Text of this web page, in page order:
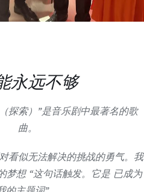
永远不够
探索）”是音乐剧中最著名的歌
曲。
看似无法解决的挑战的勇气。我
梦想 “这句话触发。它是 已成为